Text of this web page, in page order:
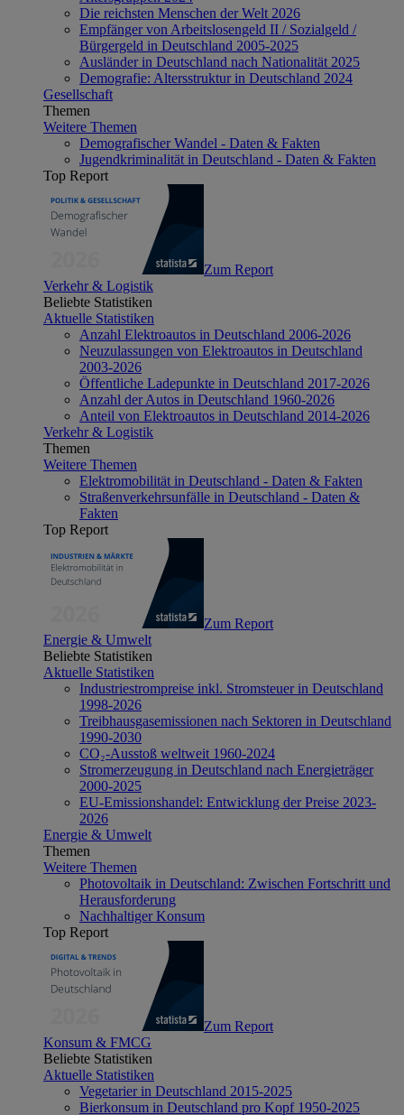
Die reichsten Menschen der Welt 2026
Empfänger von Arbeitslosengeld II / Sozialgeld /
Bürgergeld in Deutschland 2005-2025
Ausländer in Deutschland nach Nationalität 2025
Demografie: Altersstruktur in Deutschland 2024
Gesellschaft
Themen
Weitere Themen
Demografischer Wandel - Daten & Fakten
Jugendkriminalität in Deutschland - Daten & Fakten
Top Report
Zum Report
Verkehr & Logistik
Beliebte Statistiken
Aktuelle Statistiken
Anzahl Elektroautos in Deutschland 2006-2026
Neuzulassungen von Elektroautos in Deutschland
2003-2026
Öffentliche Ladepunkte in Deutschland 2017-2026
Anzahl der Autos in Deutschland 1960-2026
Anteil von Elektroautos in Deutschland 2014-2026
Verkehr & Logistik
Themen
Weitere Themen
Elektromobilität in Deutschland - Daten & Fakten
Straßenverkehrsunfälle in Deutschland - Daten &
Fakten
Top Report
Zum Report
Energie & Umwelt
Beliebte Statistiken
Aktuelle Statistiken
Industriestrompreise inkl. Stromsteuer in Deutschland
1998-2026
Treibhausgasemissionen nach Sektoren in Deutschland
1990-2030
CO₂-Ausstoß weltweit 1960-2024
Stromerzeugung in Deutschland nach Energieträger
2000-2025
EU-Emissionshandel: Entwicklung der Preise 2023-
2026
Energie & Umwelt
Themen
Weitere Themen
Photovoltaik in Deutschland: Zwischen Fortschritt und
Herausforderung
Nachhaltiger Konsum
Top Report
Zum Report
Konsum & FMCG
Beliebte Statistiken
Aktuelle Statistiken
Vegetarier in Deutschland 2015-2025
Bierkonsum in Deutschland pro Kopf 1950-2025